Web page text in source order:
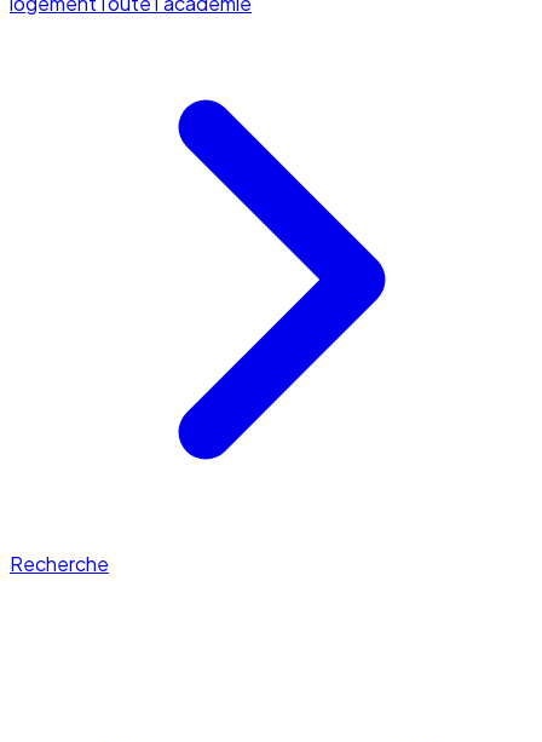
Recherche